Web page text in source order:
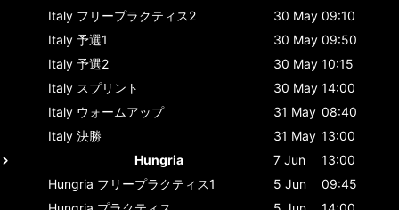
Italy フリープラクティス2 30 May 09:10
Italy 予選1 30 May 09:50
Italy 予選2 30 May 10:15
Italy スプリント 30 May 14:00
Italy ウォームアップ 31 May 08:40
Italy 決勝 31 May 13:00
Hungria
7 Jun
13:00
Hungria フリープラクティス1 5 Jun
09:45